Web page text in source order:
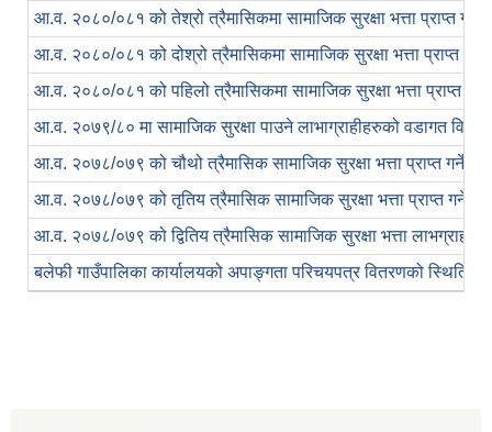
आ.व. २०८०/०८१ को तेश्रो त्रैमासिकमा सामाजिक सुरक्षा भत्ता प्राप्त गर्ने
आ.व. २०८०/०८१ को दोश्रो त्रैमासिकमा सामाजिक सुरक्षा भत्ता प्राप्त गर्ने
आ.व. २०८०/०८१ को पहिलो त्रैमासिकमा सामाजिक सुरक्षा भत्ता प्राप्त गर्ने
आ.व. २०७९/८० मा सामाजिक सुरक्षा पाउने लाभाग्राहीहरुको वडागत विवरण
आ.व. २०७८/०७९ को चौथो त्रैमासिक सामाजिक सुरक्षा भत्ता प्राप्त गर्ने
आ.व. २०७८/०७९ को तृतिय त्रैमासिक सामाजिक सुरक्षा भत्ता प्राप्त गर्ने
आ.व. २०७८/०७९ को द्वितिय त्रैमासिक सामाजिक सुरक्षा भत्ता
बलेफी गाउँपालिका कार्यालयको अपाङ्गता परिचयपत्र वितरणको स्थिति।